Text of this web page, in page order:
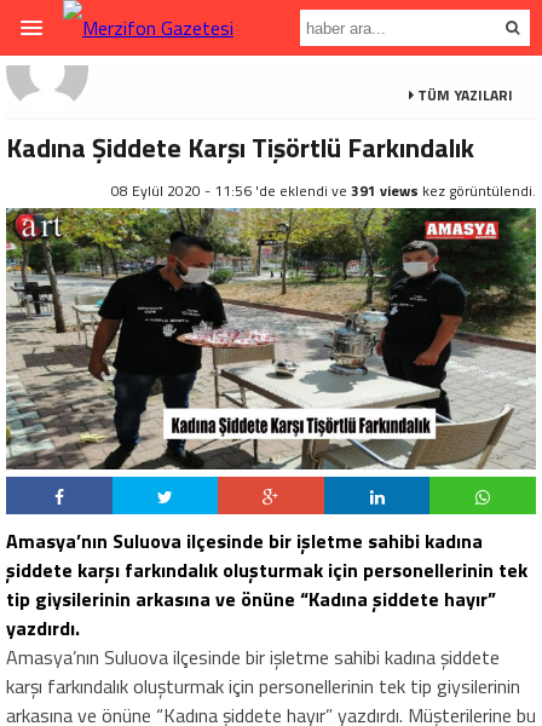
TÜM YAZILARI
Kadına Şiddete Karşı Tişörtlü Farkındalık
08 Eylül 2020 - 11:56 'de eklendi ve 391 views kez görüntülendi.
Amasya’nın Suluova ilçesinde bir işletme sahibi kadına
şiddete karşı farkındalık oluşturmak için personellerinin tek
tip giysilerinin arkasına ve önüne “Kadına şiddete hayır”
yazdırdı.
Amasya’nın Suluova ilçesinde bir işletme sahibi kadına şiddete
karşı farkındalık oluşturmak için personellerinin tek tip giysilerinin
arkasına ve önüne “Kadına şiddete hayır” yazdırdı. Müşterilerine bu